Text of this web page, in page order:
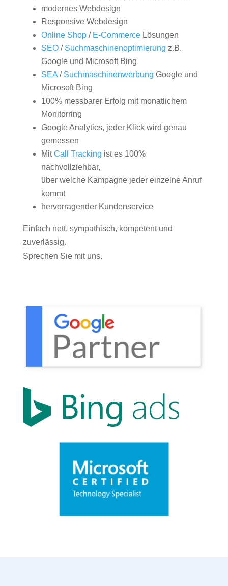
modernes Webdesign
Responsive Webdesign
Online Shop/ E-CommerceLösungen
SEO/ Suchmaschinenoptimierung z.B.
Google und Microsoft Bing
SEA/ Suchmaschinenwerbung Google und
Microsoft Bing
100% messbarer Erfolg mit monatlichem
Monitorring
Google Analytics, jeder Klick wird genau
gemessen
MitCall Tracking ist es 100%
nachvollziehbar,
über welche Kampagne jeder einzelne Anruf
kommt
hervorragender Kundenservice
Einfach nett, sympathisch, kompetent und
zuverlässig.
Sprechen Sie mit uns.